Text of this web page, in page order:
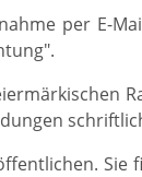
per E-